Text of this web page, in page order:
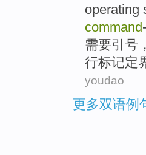
operating
command
需要引号 ，
行标记定
youdao
更多双语例